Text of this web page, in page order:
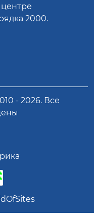
2000.
- 2026. Все